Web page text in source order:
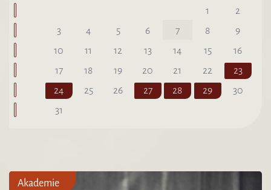
1
2
3
4 5 6 7 8
9
10
11 12 13 14 15
16
17
18 19 20 21 22
23
24
25 26 27 28 29
30
31
Akademie